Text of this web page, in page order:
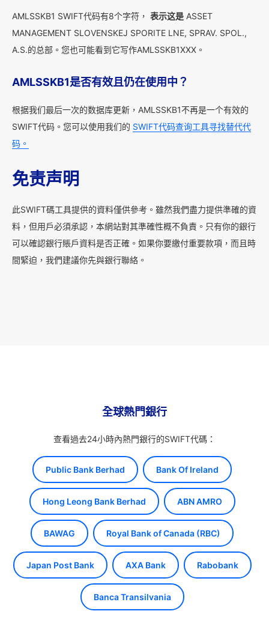
AMLSSKB1 SWIFT代码有8个字符， 表示这是 ASSET
MANAGEMENT SLOVENSKEJ SPORITE LNE, SPRAV. SPOL.,
A.S.的总部。您也可能看到它写作AMLSSKB1XXX。
AMLSSKB1是否有效且仍在使用中？
根据我们最后一次的数据库更新，AMLSSKB1不再是一个有效的
SWIFT代码。您可以使用我们的 SWIFT代码查询工具寻找替代代
码。
免责声明
此SWIFT碼工具提供的資料僅供參考。雖然我們盡力提供準確的資
料，但用戶必須承認，本網站對其準確性概不負責。只有你的銀行
可以確認銀行賬戶資料是否正確。如果你要繳付重要款項，而且時
間緊迫，我們建議你先與銀行聯絡。
全球熱門銀行
查看過去24小時內熱門銀行的SWIFT代碼：
Public Bank Berhad Bank Of Ireland
Hong Leong Bank Berhad ABN AMRO
BAWAG Royal Bank of Canada (RBC)
Japan Post Bank AXA Bank Rabobank
Banca Transilvania